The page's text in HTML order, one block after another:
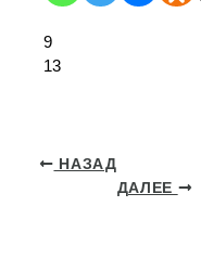
9
13
НАЗАД
ДАЛЕЕ